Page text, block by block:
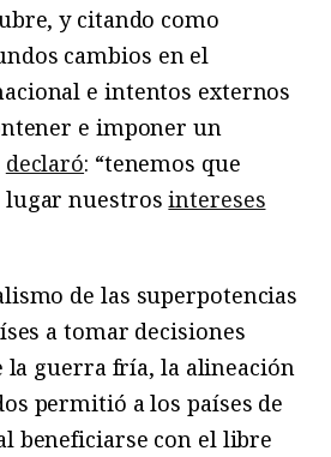
y citando como
cambios en el
e intentos externos
e imponer un
declaró: “tenemos que
lugar nuestrosintereses
de las superpotencias
a tomar decisiones
la guerra fría, la alineación
permitió a los países de
beneficiarse con el libre